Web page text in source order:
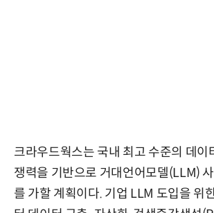
크라우드웍스는 국내 최고 수준의 데이
쟁력을 기반으로 거대언어모델(LLM)
를 가할 계획이다. 기업 LLM 도입을 위